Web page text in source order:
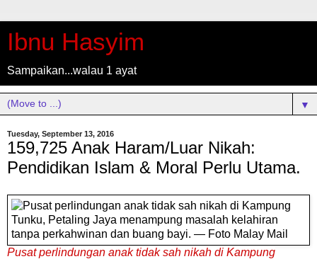
Ibnu Hasyim
Sampaikan...walau 1 ayat
▼
Tuesday, September 13, 2016
159,725 Anak Haram/Luar Nikah:
Pendidikan Islam & Moral Perlu Utama.
Pusat perlindungan anak tidak sah nikah di Kampung